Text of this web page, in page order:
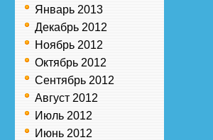
Январь 2013
Декабрь 2012
Ноябрь 2012
Октябрь 2012
Сентябрь 2012
Август 2012
Июль 2012
Июнь 2012